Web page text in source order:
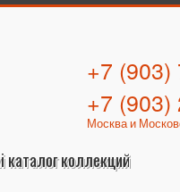
каталог коллекций
+7 (903)
+7 (903)
Москва и